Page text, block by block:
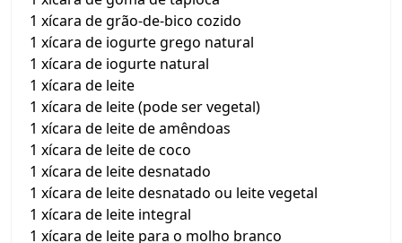
1 xícara de grão-de-bico cozido
1 xícara de iogurte grego natural
1 xícara de iogurte natural
1 xícara de leite
1 xícara de leite (pode ser vegetal)
1 xícara de leite de amêndoas
1 xícara de leite de coco
1 xícara de leite desnatado
1 xícara de leite desnatado ou leite vegetal
1 xícara de leite integral
1 xícara de leite para o molho branco